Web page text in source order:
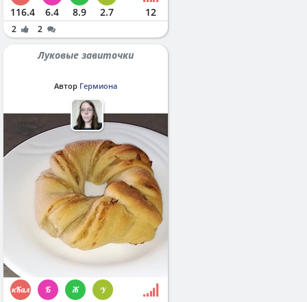
116.4 6.4 8.9 2.7 12
2 2
Луковые завиточки
Автор Гермиона